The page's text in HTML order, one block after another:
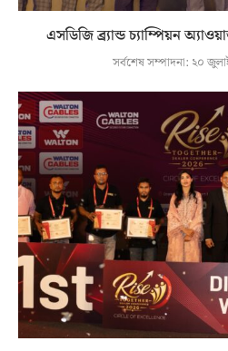
এসডিজি ব্র্যান্ড চ্যাম্পিয়ন
সর্বশেষ সম্পাদনা: ২০